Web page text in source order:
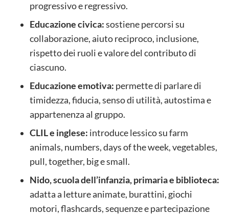
progressivo e regressivo.
Educazione civica:sostiene percorsi su
collaborazione, aiuto reciproco, inclusione,
rispetto dei ruoli e valore del contributo di
ciascuno.
Educazione emotiva: permette di parlare di
timidezza, fiducia, senso di utilità, autostima e
appartenenza al gruppo.
CLIL e inglese: introduce lessico su farm
animals, numbers, days of the week, vegetables,
pull, together, big e small.
Nido, scuola dell’infanzia, primaria e biblioteca:
adatta a letture animate, burattini, giochi
motori, flashcards, sequenze e partecipazione